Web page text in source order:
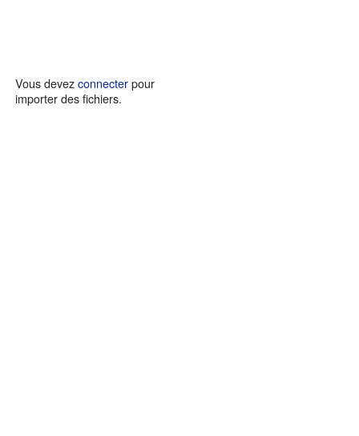
Vous devezconnecterpour
importer des fichiers.